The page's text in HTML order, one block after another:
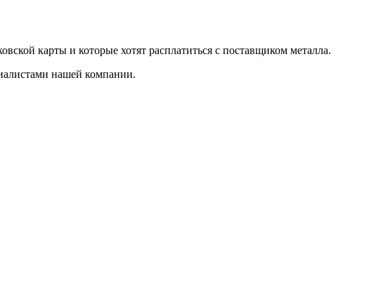
карты и которые хотят расплатиться с поставщиком металла.
нашей компании.